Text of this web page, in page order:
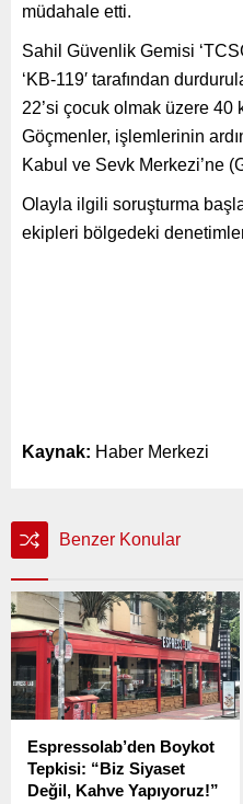
müdahale etti.
Sahil Güvenlik Gemisi
‘KB-119′ tarafından
22’si çocuk olmak üzere 40
Göçmenler, işlemlerinin
Kabul ve Sevk Merkezi’ne
Olayla ilgili soruşturma
ekipleri bölgedeki
Kaynak: Haber Merkezi
Benzer Konular
Espressolab’den Boykot
Tepkisi: “Biz Siyaset
Değil, Kahve Yapıyoruz!”